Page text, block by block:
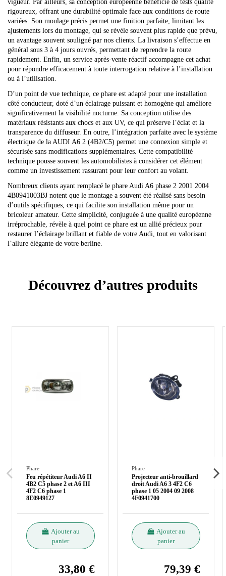
vigueur. Par ailleurs, sa conception européenne bénéficie de tests qualité
rigoureux, offrant une durabilité optimale face aux conditions de route
variées. Son moulage précis permet une finition parfaite, limitant les
ajustements lors du montage, qui se révèle souvent plus rapide que prévu,
un avantage souvent souligné par nos clients. La livraison s’effectue en
général sous 3 à 4 jours ouvrés, permettant de reprendre la route
rapidement. Enfin, un service après-vente réactif accompagne cet achat
pour répondre efficacement à toute interrogation relative à l’installation
ou à l’utilisation.
D’un point de vue technique, ce phare est adapté pour une installation
côté conducteur, doté d’un éclairage puissant et homogène qui améliore
significativement la visibilité nocturne. Sa conception utilise des
matériaux résistants aux chocs et aux UV, ce qui préserve l’éclat et la
transparence du diffuseur. En outre, l’intégration parfaite avec le système
électrique de la AUDI A6 2 (4B2/C5) permet une connexion simple et
sécurisée sans modifications supplémentaires. Cette compatibilité
technique pousse souvent les automobilistes à considérer cet élément
comme un investissement rassurant pour leur confort au volant.
Nombreux clients ayant remplacé le phare Audi A6 phase 2 2001 2004
4B0941003BJ notent que le montage a souvent été réalisé sans besoin
d’outils spécifiques, ce qui facilite son installation même pour un
bricoleur amateur. Cette simplicité, conjuguée à une qualité européenne
irréprochable, révèle à quel point ce phare est un allié précieux pour
restaurer l’éclairage brillant et fiable de votre Audi, tout en valorisant
l’allure élégante de votre berline.
Découvrez d’autres produits
Phare
Feu répétiteur Audi A6 II
4B2 C5 phase 2 et A6 III
4F2 C6 phase 1
8E0949127
Ajouter au
panier
33,80 €
Phare
Projecteur anti-brouillard
droit Audi A6 3 4F2 C6
phase 1 05 2004 09 2008
4F0941700
Ajouter au
panier
79,39 €